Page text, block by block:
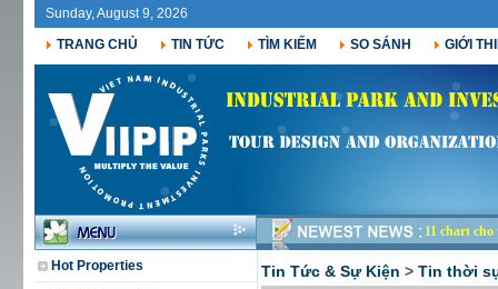
Sunday, August 9, 2026
TRANG CHỦ
TIN TỨC TÌM KIẾM SO SÁNH GIỚI
Hot Properties
11 chart
Tin Tức & Sự Kiện > Tin thời